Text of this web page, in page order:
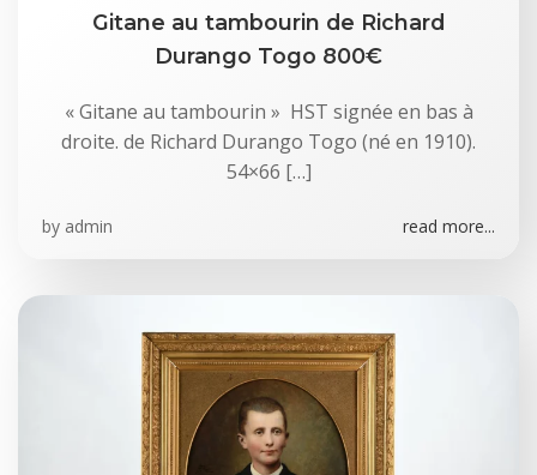
Gitane au tambourin de Richard
Durango Togo 800€
« Gitane au tambourin » HST signée en bas à
droite. de Richard Durango Togo (né en 1910).
54×66 […]
by admin read more...